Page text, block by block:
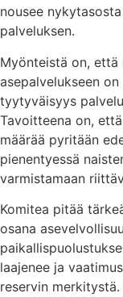
nousee
palveluksen.
Myönteistä on, että
asepalvelukseen
tyytyväisyys
Tavoitteena on,
määrää pyritään
pienentyessä
varmistamaan
Komitea pitää
osana
laajenee ja
reservin